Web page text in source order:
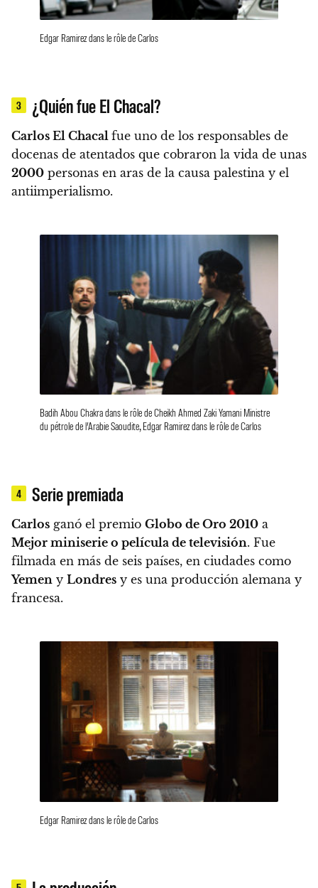
Edgar Ramirez dans le rôle de Carlos
3 ¿Quién fue El Chacal?
Carlos El Chacal fue uno de los responsables de
docenas de atentados que cobraron la vida de unas
2000 personas en aras de la causa palestina y el
antiimperialismo.
Badih Abou Chakra dans le rôle de Cheikh Ahmed Zaki Yamani Ministre
du pétrole de l’Arabie Saoudite, Edgar Ramirez dans le rôle de Carlos
4 Serie premiada
Carlos ganó el premio Globo de Oro 2010 a
Mejor miniserie o película de televisión. Fue
filmada en más de seis países, en ciudades como
Yemen y Londres y es una producción alemana y
francesa.
Edgar Ramirez dans le rôle de Carlos